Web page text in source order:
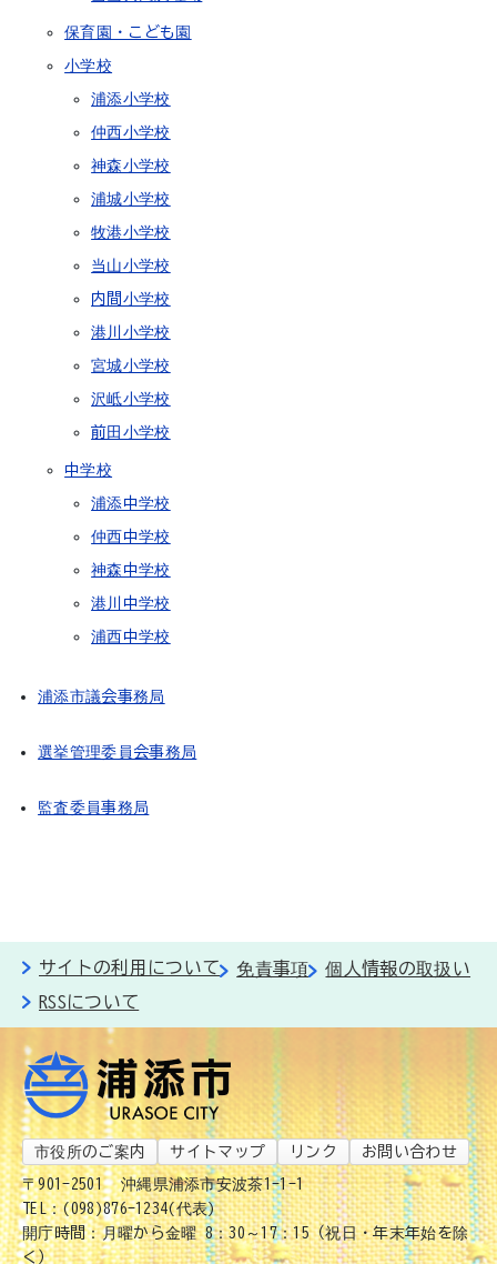
保育園・こども園
小学校
浦添小学校
仲西小学校
神森小学校
浦城小学校
牧港小学校
当山小学校
内間小学校
港川小学校
宮城小学校
沢岻小学校
前田小学校
中学校
浦添中学校
仲西中学校
神森中学校
港川中学校
浦西中学校
浦添市議会事務局
選挙管理委員会事務局
監査委員事務局
サイトの利用について 免責事項
個人情報の取扱い
RSSについて
市役所のご案内 サイトマップ リンク お問い合わせ
〒901-2501
沖縄県浦添市安波茶1-1-1
TEL：(098)876-1234(代表)
開庁時間：月曜から金曜 8：30～17：15（祝日・年末年始を除
く）